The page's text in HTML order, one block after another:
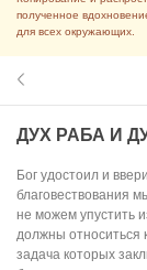
полученное
для всех окружающих.
ДУХ РАБА И
Бог удостоил и
благовествования
не можем упустить
должны относиться
задача которых